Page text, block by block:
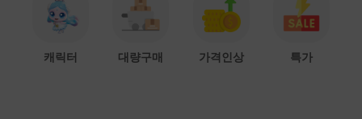
캐릭터 대량구매 가격인상 특가